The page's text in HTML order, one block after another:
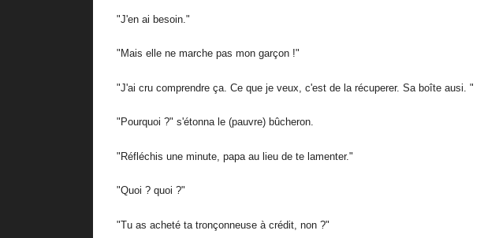
"J'en ai besoin."
"Mais elle ne marche pas mon garçon !"
"J'ai cru comprendre ça. Ce que je veux, c'est de la récuperer. Sa boîte ausi. "
"Pourquoi ?" s'étonna le (pauvre) bûcheron.
"Réfléchis une minute, papa au lieu de te lamenter."
"Quoi ? quoi ?"
"Tu as acheté ta tronçonneuse à crédit, non ?"